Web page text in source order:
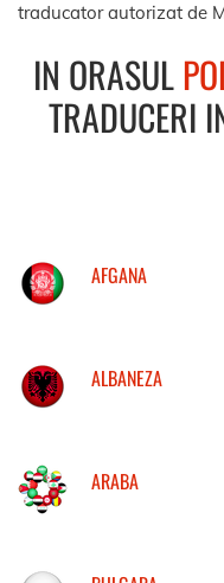
traducator autorizat de
IN ORASUL
TRADUCERI
AFGANA
ALBANEZA
ARABA